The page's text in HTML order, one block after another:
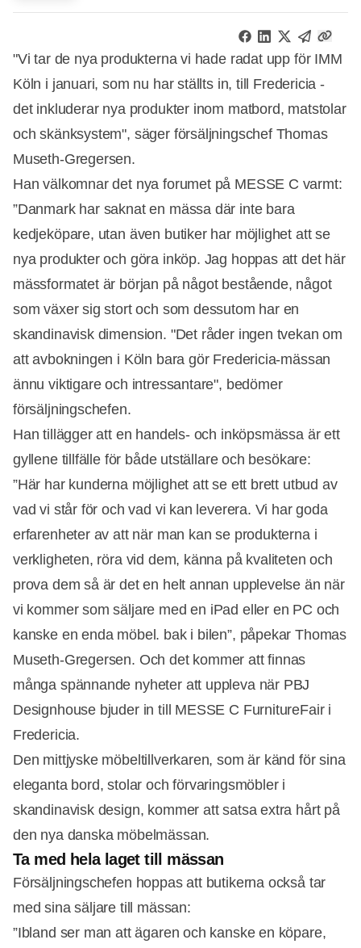
"Vi tar de nya produkterna vi hade radat upp för IMM
Köln i januari, som nu har ställts in, till Fredericia -
det inkluderar nya produkter inom matbord, matstolar
och skänksystem", säger försäljningschef Thomas
Museth-Gregersen.
Han välkomnar det nya forumet på MESSE C varmt:
”Danmark har saknat en mässa där inte bara
kedjeköpare, utan även butiker har möjlighet att se
nya produkter och göra inköp. Jag hoppas att det här
mässformatet är början på något bestående, något
som växer sig stort och som dessutom har en
skandinavisk dimension. "Det råder ingen tvekan om
att avbokningen i Köln bara gör Fredericia-mässan
ännu viktigare och intressantare", bedömer
försäljningschefen.
Han tillägger att en handels- och inköpsmässa är ett
gyllene tillfälle för både utställare och besökare:
”Här har kunderna möjlighet att se ett brett utbud av
vad vi står för och vad vi kan leverera. Vi har goda
erfarenheter av att när man kan se produkterna i
verkligheten, röra vid dem, känna på kvaliteten och
prova dem så är det en helt annan upplevelse än när
vi kommer som säljare med en iPad eller en PC och
kanske en enda möbel. bak i bilen”, påpekar Thomas
Museth-Gregersen. Och det kommer att finnas
många spännande nyheter att uppleva när PBJ
Designhouse bjuder in till MESSE C FurnitureFair i
Fredericia.
Den mittjyske möbeltillverkaren, som är känd för sina
eleganta bord, stolar och förvaringsmöbler i
skandinavisk design, kommer att satsa extra hårt på
den nya danska möbelmässan.
Ta med hela laget till mässan
Försäljningschefen hoppas att butikerna också tar
med sina säljare till mässan:
”Ibland ser man att ägaren och kanske en köpare,